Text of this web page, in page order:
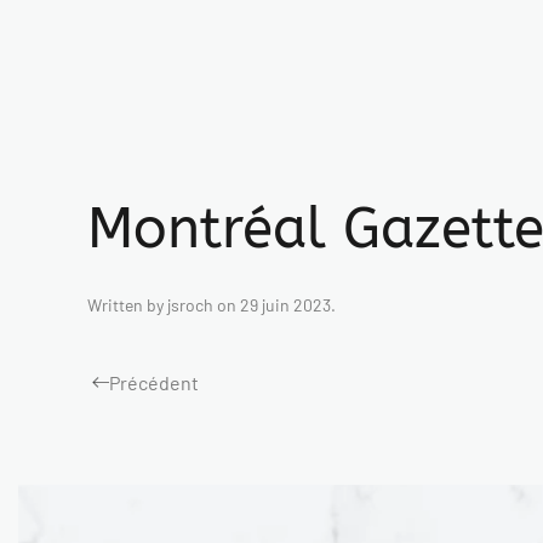
Montréal Gazette
Written by jsroch on 29 juin 2023.
Précédent